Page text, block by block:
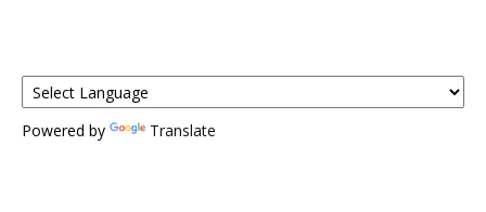
Powered by Translate